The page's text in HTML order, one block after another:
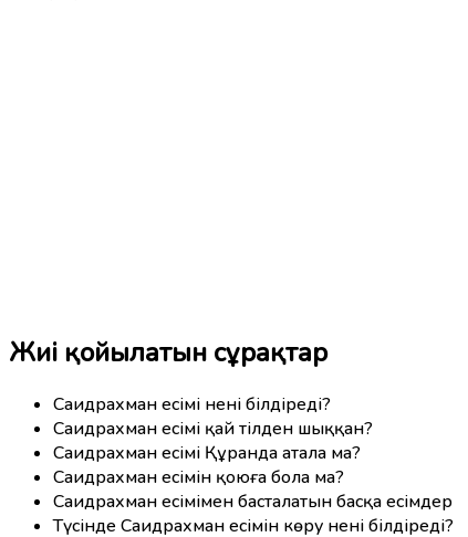
Жиі қойылатын сұрақтар
Саидрахман есімі нені білдіреді?
Саидрахман есімі қай тілден шыққан?
Саидрахман есімі Құранда атала ма?
Саидрахман есімін қоюға бола ма?
Саидрахман есімімен басталатын басқа есімдер
Түсінде Саидрахман есімін көру нені білдіреді?